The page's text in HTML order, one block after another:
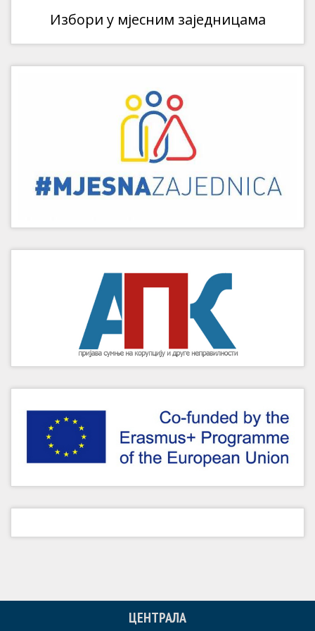
Избори у мјесним заједницама
ЦЕНТРАЛА